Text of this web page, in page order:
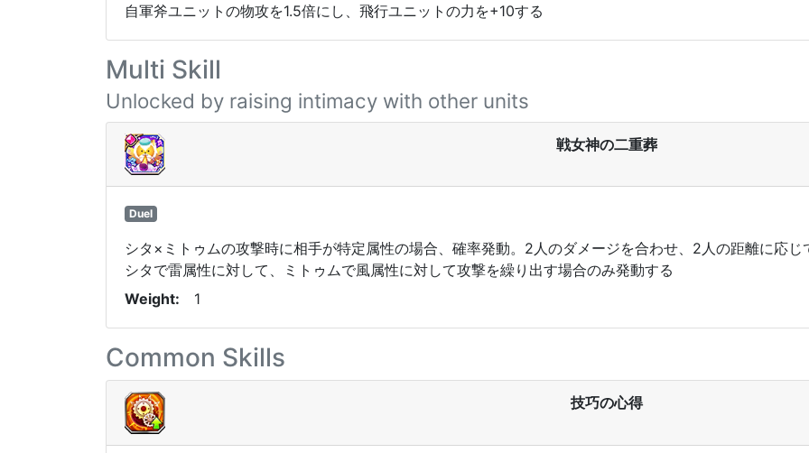
自軍斧ユニットの物攻を1.5倍にし、飛行ユニットの力を+10する
Multi Skill
Unlocked by raising intimacy with other units
戦女神の二重葬
Duel
シタ×ミトゥムの攻撃時に相手が特定属性の場合、確率発動。2人のダメージを合わせ、2人の距離に応
シタで雷属性に対して、ミトゥムで風属性に対して攻撃を繰り出す場合のみ発動する
Weight
1
Common Skills
技巧の心得